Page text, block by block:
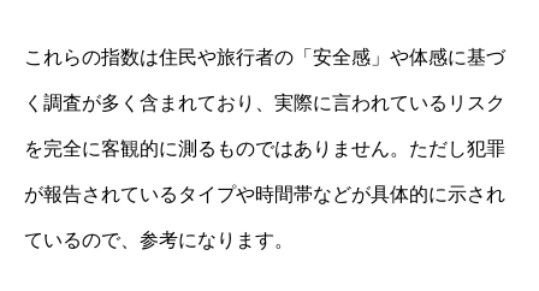
これらの指数は住民や旅行者の「安全感」や体感に基づ
く調査が多く含まれており、実際に言われているリスク
を完全に客観的に測るものではありません。ただし犯罪
が報告されているタイプや時間帯などが具体的に示され
ているので、参考になります。